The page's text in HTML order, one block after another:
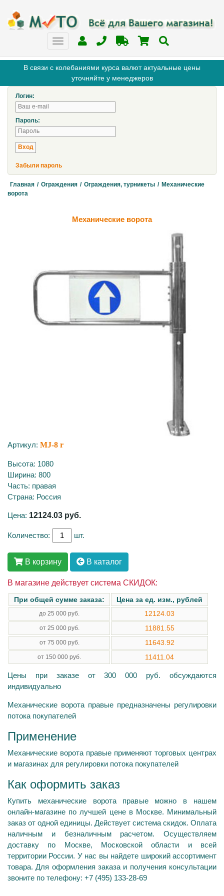
В связи с колебаниями курса валют актуальные цены
уточняйте у менеджеров
Логин:
Пароль:
Забыли пароль
Главная / Ограждения / Ограждения, турникеты / Механические
ворота
Механические ворота
Артикул: MJ-8 r
Высота: 1080
Ширина: 800
Часть: правая
Страна: Россия
Цена: 12124.03 руб.
Количество: шт.
В корзину В каталог
В магазине действует система СКИДОК:
При общей сумме заказа: Цена за ед. изм., рублей
до 25 000 руб. 12124.03
от 25 000 руб. 11881.55
от 75 000 руб. 11643.92
от 150 000 руб. 11411.04
Цены при заказе от 300 000 руб. обсуждаются
индивидуально
Механические ворота правые предназначены регулировки
потока покупателей
Применение
Механические ворота правые применяют торговых центрах
и магазинах для регулировки потока покупателей
Как оформить заказ
Купить механические ворота правые можно в нашем
онлайн-магазине по лучшей цене в Москве. Минимальный
заказ от одной единицы. Действует система скидок. Оплата
наличным и безналичным расчетом. Осуществляем
доставку по Москве, Московской области и всей
территории России. У нас вы найдете широкий ассортимент
товара. Для оформления заказа и получения консультации
звоните по телефону: +7 (495) 133-28-69